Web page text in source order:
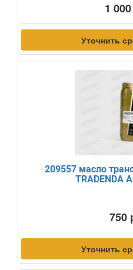
1
Уточнить
209557 масло
TRADENDA
750
Уточнить